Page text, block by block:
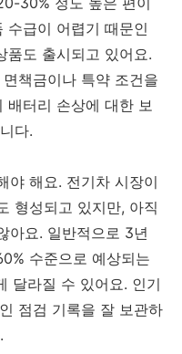
수급이 어렵기 때문인
품도 출시되고 있어요.
책금이나 특약 조건을
배터리 손상에 대한 보
다.
야 해요. 전기차 시장이
형성되고 있지만, 아직
아요. 일반적으로 3년
수준으로 예상되는
달라질 수 있어요. 인기
점검 기록을 잘 보관하